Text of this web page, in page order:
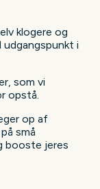
klogere og
i
som vi
opstå.
op af
små
booste jeres